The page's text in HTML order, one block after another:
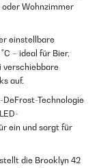
Wohnzimmer
einstellbare
– ideal für Bier,
verschiebbare
auf.
Technologie
ein und sorgt für
die Brooklyn 42